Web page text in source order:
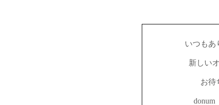
いつもあ
新しい
お待
donum